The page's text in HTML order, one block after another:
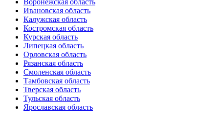
Воронежская область
Ивановская область
Калужская область
Костромская область
Курская область
Липецкая область
Орловская область
Рязанская область
Смоленская область
Тамбовская область
Тверская область
Тульская область
Ярославская область